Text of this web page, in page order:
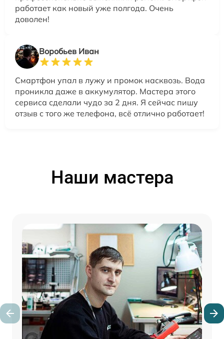
работает как новый уже полгода. Очень
доволен!
Воробьев Иван
Смартфон упал в лужу и промок насквозь. Вода
проникла даже в аккумулятор. Мастера этого
сервиса сделали чудо за 2 дня. Я сейчас пишу
отзыв с того же телефона, всё отлично работает!
Наши мастера